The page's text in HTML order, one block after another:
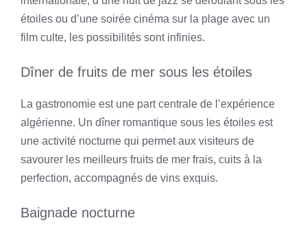
étoiles ou d’une soirée cinéma sur la plage avec un
film culte, les possibilités sont infinies.
Dîner de fruits de mer sous les étoiles
La gastronomie est une part centrale de l’expérience
algérienne. Un dîner romantique sous les étoiles est
une activité nocturne qui permet aux visiteurs de
savourer les meilleurs fruits de mer frais, cuits à la
perfection, accompagnés de vins exquis.
Baignade nocturne